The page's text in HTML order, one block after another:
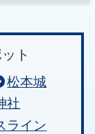
ト
松本城
社
ライン